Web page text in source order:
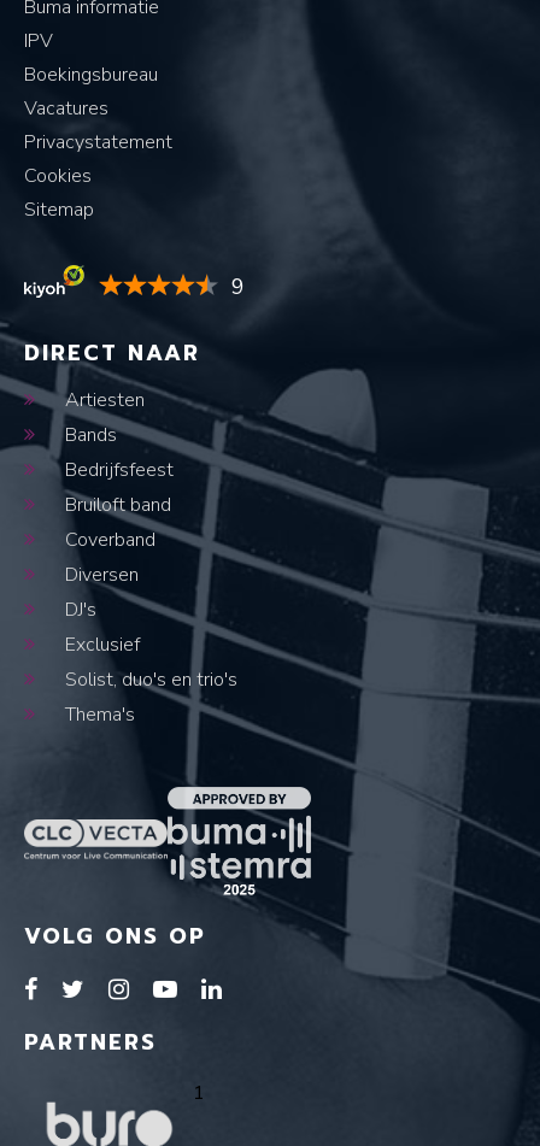
Buma informatie
IPV
Boekingsbureau
Vacatures
Privacystatement
Cookies
Sitemap
9
DIRECT NAAR
Artiesten
Bands
Bedrijfsfeest
Bruiloft band
Coverband
Diversen
DJ's
Exclusief
Solist, duo's en trio's
Thema's
VOLG ONS OP
PARTNERS
1